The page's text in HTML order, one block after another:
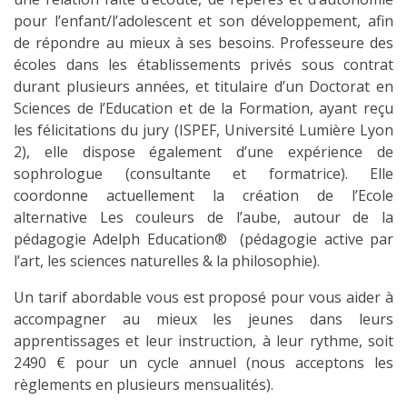
pour l’enfant/l’adolescent et son développement, afin
de répondre au mieux à ses besoins. Professeure des
écoles dans les établissements privés sous contrat
durant plusieurs années, et titulaire d’un Doctorat en
Sciences de l’Education et de la Formation, ayant reçu
les félicitations du jury (ISPEF, Université Lumière Lyon
2), elle dispose également d’une expérience de
sophrologue (consultante et formatrice). Elle
coordonne actuellement la création de l’Ecole
alternative Les couleurs de l’aube, autour de la
pédagogie Adelph Education®
(pédagogie active par
l’art, les sciences naturelles & la philosophie).
Un tarif abordable vous est proposé pour vous aider à
accompagner au mieux les jeunes dans leurs
apprentissages et leur instruction, à leur rythme, soit
2490 € pour un cycle annuel (nous acceptons les
règlements en plusieurs mensualités).